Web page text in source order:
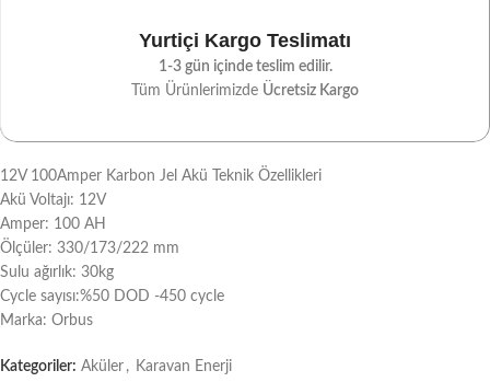
Yurtiçi Kargo Teslimatı
1-3 gün içinde teslim edilir.
Tüm Ürünlerimizde Ücretsiz Kargo
12V 100Amper Karbon Jel Akü Teknik Özellikleri
Akü Voltajı: 12V
Amper: 100 AH
Ölçüler: 330/173/222 mm
Sulu ağırlık: 30kg
Cycle sayısı:%50 DOD -450 cycle
Marka: Orbus
Kategoriler: Aküler , Karavan Enerji